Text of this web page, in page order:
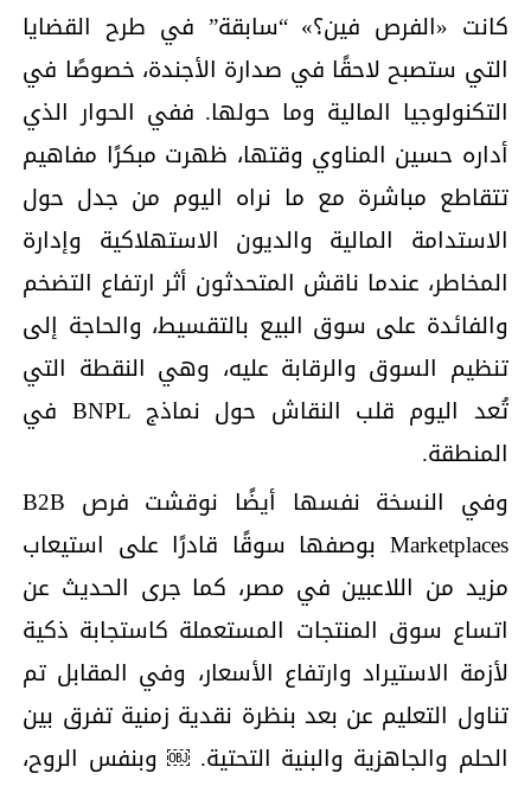
كانت «الفرص فين؟» “سابقة” في طرح القضايا
التي ستصبح لاحقًا في صدارة الأجندة، خصوصًا في
التكنولوجيا المالية وما حولها. ففي الحوار الذي
أداره حسين المناوي وقتها، ظهرت مبكرًا مفاهيم
تتقاطع مباشرة مع ما نراه اليوم من جدل حول
الاستدامة المالية والديون الاستهلاكية وإدارة
المخاطر، عندما ناقش المتحدثون أثر ارتفاع التضخم
والفائدة على سوق البيع بالتقسيط، والحاجة إلى
تنظيم السوق والرقابة عليه، وهي النقطة التي
تُعد اليوم قلب النقاش حول نماذج BNPL في
المنطقة.
وفي النسخة نفسها أيضًا نوقشت فرص B2B
Marketplaces بوصفها سوقًا قادرًا على استيعاب
مزيد من اللاعبين في مصر، كما جرى الحديث عن
اتساع سوق المنتجات المستعملة كاستجابة ذكية
لأزمة الاستيراد وارتفاع الأسعار، وفي المقابل تم
تناول التعليم عن بعد بنظرة نقدية زمنية تفرق بين
الحلم والجاهزية والبنية التحتية. ￼ وبنفس الروح،